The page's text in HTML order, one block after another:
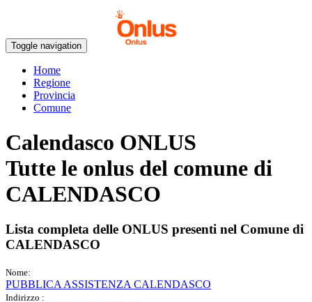
Toggle navigation
Home
Regione
Provincia
Comune
Calendasco ONLUS
Tutte le onlus del comune di
CALENDASCO
Lista completa delle ONLUS presenti nel Comune di
CALENDASCO
Nome:
PUBBLICA ASSISTENZA CALENDASCO
Indirizzo :